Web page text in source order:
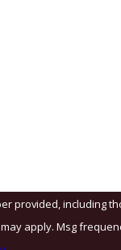
provided, including